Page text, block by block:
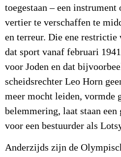
toegestaan – een
vertier te verschaffen te
en terreur. Die ene restrictie
dat sport vanaf februari
voor Joden en dat
scheidsrechter Leo Horn
meer mocht leiden, vormde
belemmering, laat staan een
voor een bestuurder als
Anderzijds zijn de